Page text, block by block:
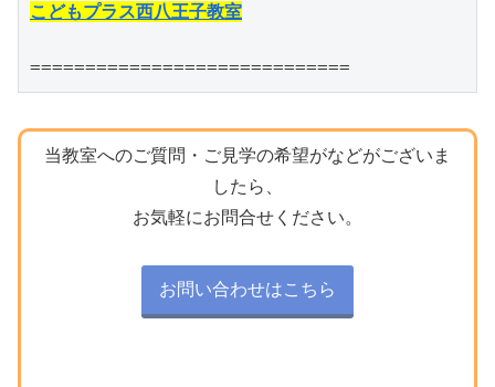
こどもプラス西八王子教室
=============================
当教室へのご質問・ご見学の希望がなどがございま
したら、
お気軽にお問合せください。
お問い合わせはこちら